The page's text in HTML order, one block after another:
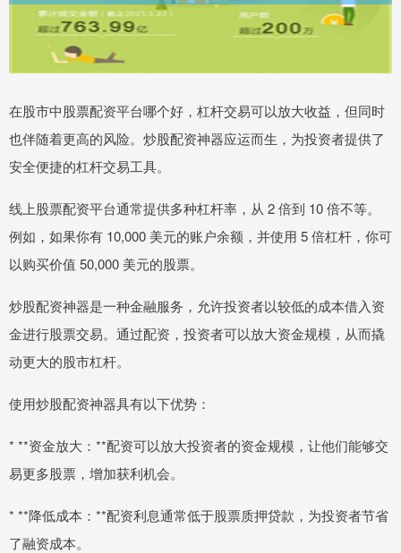
在股市中股票配资平台哪个好，杠杆交易可以放大收益，但同时
也伴随着更高的风险。炒股配资神器应运而生，为投资者提供了
安全便捷的杠杆交易工具。
线上股票配资平台通常提供多种杠杆率，从 2 倍到 10 倍不等。
例如，如果你有 10,000 美元的账户余额，并使用 5 倍杠杆，你可
以购买价值 50,000 美元的股票。
炒股配资神器是一种金融服务，允许投资者以较低的成本借入资
金进行股票交易。通过配资，投资者可以放大资金规模，从而撬
动更大的股市杠杆。
使用炒股配资神器具有以下优势：
* **资金放大：**配资可以放大投资者的资金规模，让他们能够交
易更多股票，增加获利机会。
* **降低成本：**配资利息通常低于股票质押贷款，为投资者节省
了融资成本。